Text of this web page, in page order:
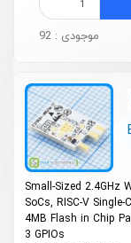
موجودی : 92
Small-Sized 2.4GHz
SoCs, RISC-V
4MB Flash in Chip
3 GPIOs